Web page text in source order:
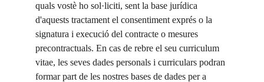
quals vostè ho sol·liciti, sent la base jurídica
d'aquests tractament el consentiment exprés o la
signatura i execució del contracte o mesures
precontractuals. En cas de rebre el seu curriculum
vitae, les seves dades personals i curriculars podran
formar part de les nostres bases de dades per a